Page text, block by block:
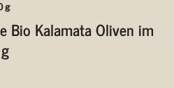
g
Bio Kalamata Oliven im